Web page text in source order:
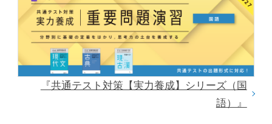
『共通テスト対策【実力養成】シリーズ（国
語）』